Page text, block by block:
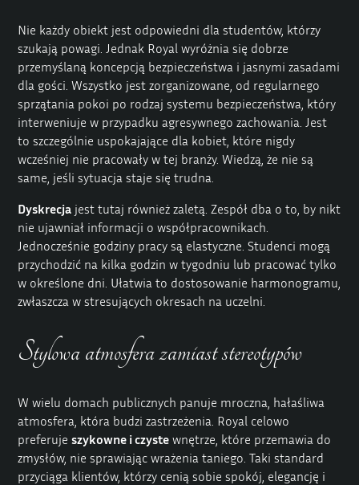
Nie każdy obiekt jest odpowiedni dla studentów, którzy
szukają powagi. Jednak Royal wyróżnia się dobrze
przemyślaną koncepcją bezpieczeństwa i jasnymi zasadami
dla gości. Wszystko jest zorganizowane, od regularnego
sprzątania pokoi po rodzaj systemu bezpieczeństwa, który
interweniuje w przypadku agresywnego zachowania. Jest
to szczególnie uspokajające dla kobiet, które nigdy
wcześniej nie pracowały w tej branży. Wiedzą, że nie są
same, jeśli sytuacja staje się trudna.
Dyskrecja jest tutaj również zaletą. Zespół dba o to, by nikt
nie ujawniał informacji o współpracownikach.
Jednocześnie godziny pracy są elastyczne. Studenci mogą
przychodzić na kilka godzin w tygodniu lub pracować tylko
w określone dni. Ułatwia to dostosowanie harmonogramu,
zwłaszcza w stresujących okresach na uczelni.
Stylowa atmosfera zamiast stereotypów
W wielu domach publicznych panuje mroczna, hałaśliwa
atmosfera, która budzi zastrzeżenia. Royal celowo
preferujeszykowne i czyste wnętrze, które przemawia do
zmysłów, nie sprawiając wrażenia taniego. Taki standard
przyciąga klientów, którzy cenią sobie spokój, elegancję i